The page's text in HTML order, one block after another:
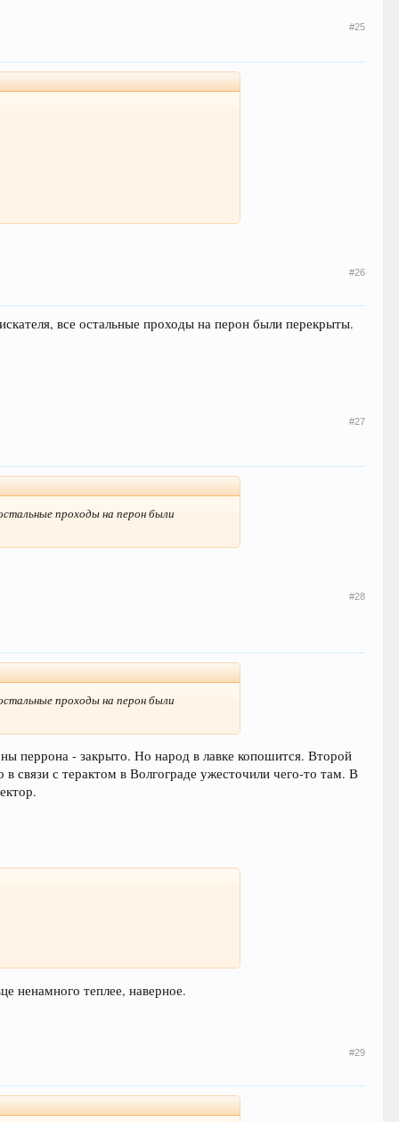
#25
#26
все остальные проходы на перон были перекрыты.
#27
проходы на перон были
#28
проходы на перон были
перрона - закрыто. Но народ в лавке копошится. Второй
в связи с терактом в Волгограде ужесточили чего-то там. В
ненамного теплее, наверное.
#29